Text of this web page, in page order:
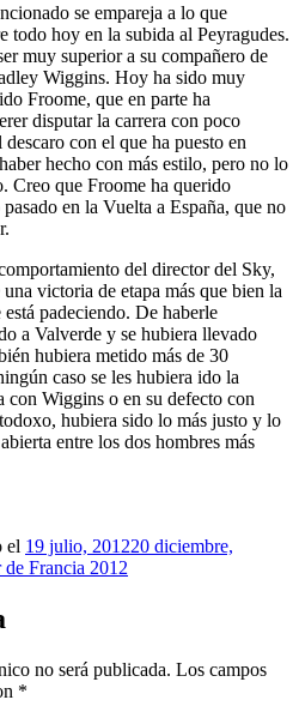
se empareja a lo que
todo hoy en la subida al Peyragudes.
muy superior a su compañero de
Wiggins. Hoy ha sido muy
Froome, que en parte ha
disputar la carrera con poco
con el que ha puesto en
hecho con más estilo, pero no lo
Creo que Froome ha querido
en la Vuelta a España, que no
del director del Sky,
victoria de etapa más que bien la
padeciendo. De haberle
a Valverde y se hubiera llevado
hubiera metido más de 30
caso se les hubiera ido la
con Wiggins o en su defecto con
hubiera sido lo más justo y lo
entre los dos hombres más
el 19 julio, 201220 diciembre,
de Francia 2012
no será publicada. Los campos
*